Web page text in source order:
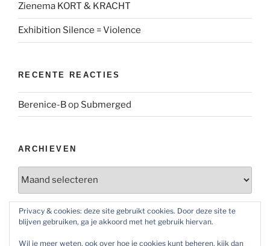
Zienema KORT & KRACHT
Exhibition Silence = Violence
RECENTE REACTIES
Berenice-Bop Submerged
ARCHIEVEN
SOCIAL MEDIA
Privacy & cookies: deze site gebruikt cookies. Door deze site te
blijven gebruiken, ga je akkoord met het gebruik hiervan.
Wil je meer weten, ook over hoe je cookies kunt beheren, kijk dan